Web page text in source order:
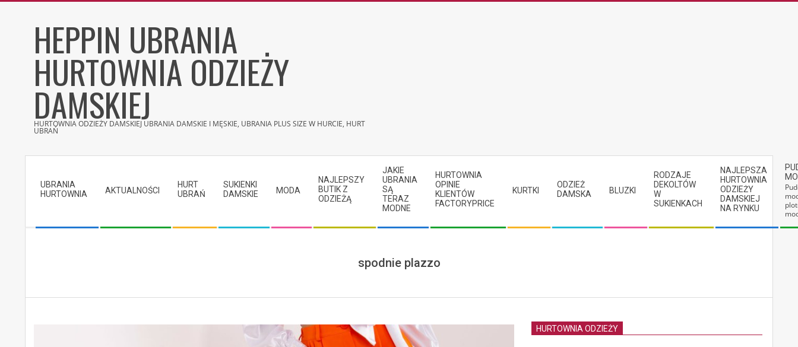
HEPPIN UBRANIA
HURTOWNIA ODZIEŻY
DAMSKIEJ
HURTOWNIA ODZIEŻY DAMSKIEJ UBRANIA DAMSKIE I MĘSKIE, UBRANIA PLUS SIZE W HURCIE, HURT
UBRAŃ
Menu
UBRANIA
HURTOWNIA
AKTUALNOŚCI
HURT
UBRAŃ
SUKIENKI
DAMSKIE
MODA
NAJLEPSZY
BUTIK Z
ODZIEŻĄ
JAKIE
UBRANIA
SĄ
TERAZ
MODNE
HURTOWNIA
OPINIE
KLIENTÓW
FACTORYPRICE
KURTKI
ODZIEŻ
DAMSKA
BLUZKI
RODZAJE
DEKOLTÓW
W
SUKIENKACH
NAJLEPSZA
HURTOWNIA
ODZIEŻY
DAMSKIEJ
NA RYNKU
spodnie plazzo
HURTOWNIA ODZIEŻY